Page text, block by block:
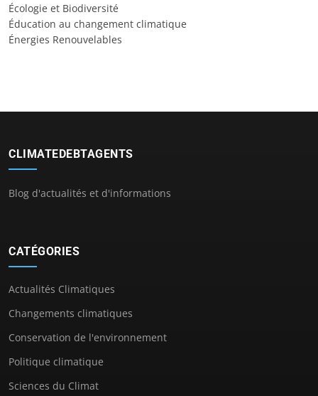
Écologie et Biodiversité
Éducation au changement climatique
Énergies Renouvelables
CLIMATEDEBTAGENTS
Blog d'actualités et d'informations
CATÉGORIES
Actualités Climatiques
Changements climatiques
Conservation de l'environnement
Politique climatique
Sciences du Climat